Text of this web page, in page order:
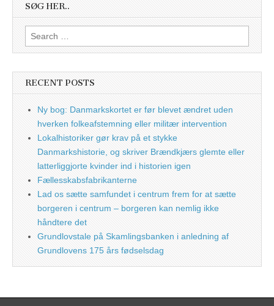
SØG HER..
Search
for:
RECENT POSTS
Ny bog: Danmarkskortet er før blevet ændret uden
hverken folkeafstemning eller militær intervention
Lokalhistoriker gør krav på et stykke
Danmarkshistorie, og skriver Brændkjærs glemte eller
latterliggjorte kvinder ind i historien igen
Fællesskabsfabrikanterne
Lad os sætte samfundet i centrum frem for at sætte
borgeren i centrum – borgeren kan nemlig ikke
håndtere det
Grundlovstale på Skamlingsbanken i anledning af
Grundlovens 175 års fødselsdag